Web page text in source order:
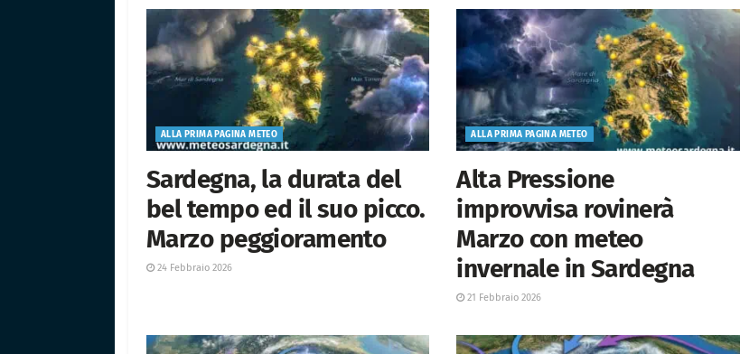
ALLA PRIMA PAGINA METEO
Sardegna, la durata del
bel tempo ed il suo picco.
Marzo peggioramento
24 Febbraio 2026
ALLA PRIMA PAGINA METEO
Alta Pressione
improvvisa rovinerà
Marzo con meteo
invernale in Sardegna
21 Febbraio 2026